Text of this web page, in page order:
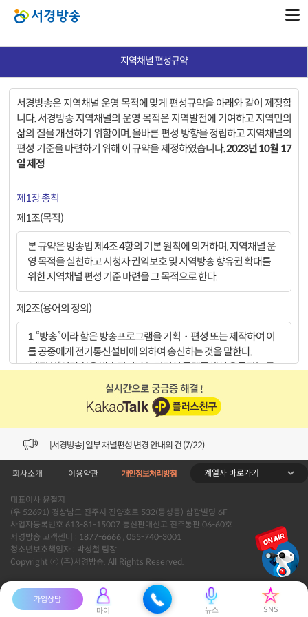
지역채널 편성규약
서경방송은 지역채널 운영 목적에 맞게 편성규약을 아래와 같이 제정합
니다. 서경방송 지역채널의 운영 목적은 지역발전에 기여하고 지역민의
삶의 질을 개선하기 위함이며, 올바른 편성 방향을 정립하고 지역채널의
편성 기준을 마련하기 위해 이 규약을 제정하였습니다.2023년 10월 17
일 제정
제1장 총칙
제1조(목적)
본 규약은 방송법 제4조 4항의 기본 원칙에 의거하며, 지역채널 운
영 목적을 실천하고 시청자 권익보호 및 지역방송 향유권 확대를
위한 지역채널 편성 기준 마련을 그 목적으로 한다.
제2조(용어의 정의)
1. “방송”이라 함은 방송프로그램을 기획・편성 또는 제작하여 이
를 공중에게 전기통신설비에 의하여 송신하는 것을 말한다.
2. “편성”이라 함은 방송되거나 뉴미디어 플랫폼에서 유통되는 콘
텐츠의 종류, 내용, 분량, 시각, 배열을 정하는 것을 말한다.
3. “편성책임자”라 함은 편성에 대하여 결정을 하고 책임을 지는 자
4. “방송제작자”라 함은 지역채널의 모든 보도와 편성 프로그램 제
작에 참여하는 자를 통칭한다.
5. “편성위원”이라 함은 편성위원회의 취재 및 제작 책임자 측과 실
무자 측 위원을 말한다.
제3조(편성의 독립성)
1. 내부 편성위원회의 편성 자유와 독립을 보장한다.
2. 지역채널의 편성은 특정 집단이나 개인의 직, 간접적인 이익을
위해 운영되어서는 안 되며 지역방송발전과 지역 시청자의 권익을
위해 운영한다.
제4조(편성의 기본원칙)
[VOD공지] 청춘초이스 이용금액 변경 안내
[서경방송] 일부 채널편성 변경 안내의 건 (7/22)
[서경방송] 디지털알뜰형 결합 할인요금 조정 안내 (수정)
[공지] 개인정보처리방침 (Ver2.15) 개정의 건 (7/1)
[서경방송] 일부 채널편성 변경 안내의 건 (7/1)
[VOD공지] 청춘초이스 이용금액 변경 안내
[서경방송] 일부 채널편성 변경 안내의 건 (7/22)
회사소개 이용약관 개인정보처리방침 계열사 바로가기
대표이사 윤철지
(우 52691) 경상남도 진주시 진양호로 532(동성동) 삼광빌딩 6F
사업자등록번호 613-81-15007 통신판매신고 진주통판 06-60호
서경방송 고객센터 : 1877-6666 , 055-740-3001
청소년보호책임자 : 박성철 팀장
Copyright ⓒ (주)서경방송. All Rights Reserved.
가입상담
마이
뉴스 SNS